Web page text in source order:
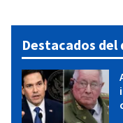
Destacados del